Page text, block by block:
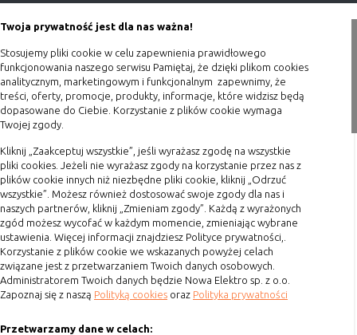
Twoja prywatność jest dla nas ważna!
Stosujemy pliki cookie w celu zapewnienia prawidłowego
funkcjonowania naszego serwisu Pamiętaj, że dzięki plikom cookies
analitycznym, marketingowym i funkcjonalnym zapewnimy, że
treści, oferty, promocje, produkty, informacje, które widzisz będą
dopasowane do Ciebie. Korzystanie z plików cookie wymaga
Twojej zgody.
Kliknij „Zaakceptuj wszystkie”, jeśli wyrażasz zgodę na wszystkie
pliki cookies. Jeżeli nie wyrażasz zgody na korzystanie przez nas z
plików cookie innych niż niezbędne pliki cookie, kliknij „Odrzuć
wszystkie”. Możesz również dostosować swoje zgody dla nas i
naszych partnerów, kliknij „Zmieniam zgody”. Każdą z wyrażonych
zgód możesz wycofać w każdym momencie, zmieniając wybrane
ustawienia. Więcej informacji znajdziesz Polityce prywatności,.
Korzystanie z plików cookie we wskazanych powyżej celach
związane jest z przetwarzaniem Twoich danych osobowych.
Administratorem Twoich danych będzie Nowa Elektro sp. z o.o.
Zapoznaj się z naszą Polityką cookies oraz Polityka prywatności
Przetwarzamy dane w celach:
zewnętrzne
(third-party
cookie)
cookie umieszczone przez zewnętrzne
zostały wywołane przez właściciela
witryny
Uwaga:cookie mogą być wywołane przez administratora
serwerach partnera, umiejscowionych w innej lokalizacji –
innym kraju lub nawet zupełnie innym systemie prawnym.
W przypadku wywołania przez administratora witryny
komponentów serwisu pochodzących spoza systemu
administratora mogą obowiązywać inne standardowe
zasady polityki cookies niż polityka prywatności / cookies
administratora witryny.
D. Ze względu na cel jakiemu służą:
Rodzaj
Blog
Zakupy
Terminy realizacji
Koszty przesyłki
Dostawa
Reklamacje
Zwrot towaru
Kontakt
Szybki kontakt